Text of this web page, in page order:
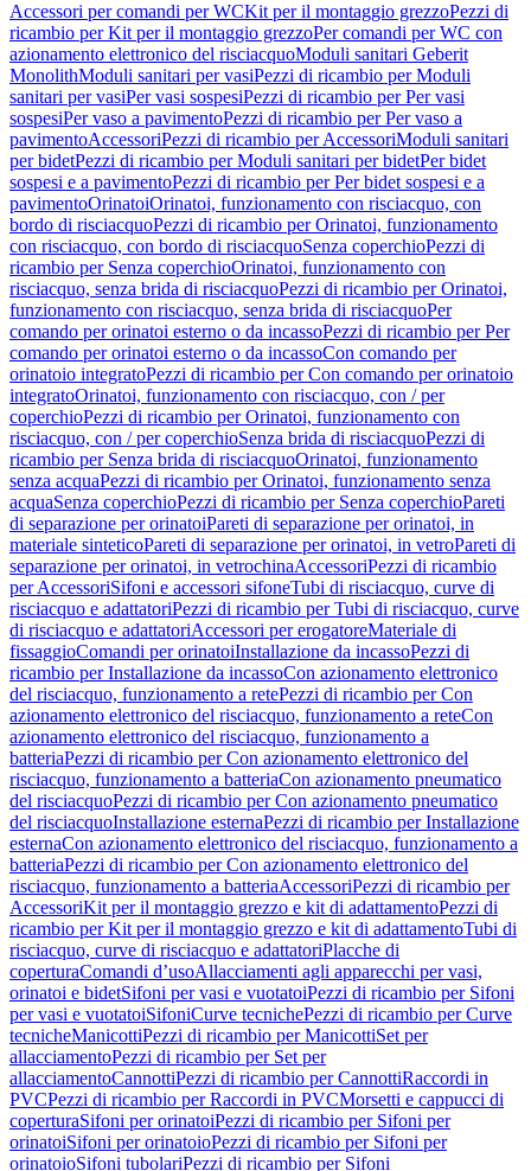
Accessori per comandi per WCKit per il montaggio grezzoPezzi di
ricambio per Kit per il montaggio grezzoPer comandi per WC con
azionamento elettronico del risciacquoModuli sanitari Geberit
MonolithModuli sanitari per vasiPezzi di ricambio per Moduli
sanitari per vasiPer vasi sospesiPezzi di ricambio per Per vasi
sospesiPer vaso a pavimentoPezzi di ricambio per Per vaso a
pavimentoAccessoriPezzi di ricambio per AccessoriModuli sanitari
per bidetPezzi di ricambio per Moduli sanitari per bidetPer bidet
sospesi e a pavimentoPezzi di ricambio per Per bidet sospesi e a
pavimentoOrinatoiOrinatoi, funzionamento con risciacquo, con
bordo di risciacquoPezzi di ricambio per Orinatoi, funzionamento
con risciacquo, con bordo di risciacquoSenza coperchioPezzi di
ricambio per Senza coperchioOrinatoi, funzionamento con
risciacquo, senza brida di risciacquoPezzi di ricambio per Orinatoi,
funzionamento con risciacquo, senza brida di risciacquoPer
comando per orinatoi esterno o da incassoPezzi di ricambio per Per
comando per orinatoi esterno o da incassoCon comando per
orinatoio integratoPezzi di ricambio per Con comando per orinatoio
integratoOrinatoi, funzionamento con risciacquo, con / per
coperchioPezzi di ricambio per Orinatoi, funzionamento con
risciacquo, con / per coperchioSenza brida di risciacquoPezzi di
ricambio per Senza brida di risciacquoOrinatoi, funzionamento
senza acquaPezzi di ricambio per Orinatoi, funzionamento senza
acquaSenza coperchioPezzi di ricambio per Senza coperchioPareti
di separazione per orinatoiPareti di separazione per orinatoi, in
materiale sinteticoPareti di separazione per orinatoi, in vetroPareti di
separazione per orinatoi, in vetrochinaAccessoriPezzi di ricambio
per AccessoriSifoni e accessori sifoneTubi di risciacquo, curve di
risciacquo e adattatoriPezzi di ricambio per Tubi di risciacquo, curve
di risciacquo e adattatoriAccessori per erogatoreMateriale di
fissaggioComandi per orinatoiInstallazione da incassoPezzi di
ricambio per Installazione da incassoCon azionamento elettronico
del risciacquo, funzionamento a retePezzi di ricambio per Con
azionamento elettronico del risciacquo, funzionamento a reteCon
azionamento elettronico del risciacquo, funzionamento a
batteriaPezzi di ricambio per Con azionamento elettronico del
risciacquo, funzionamento a batteriaCon azionamento pneumatico
del risciacquoPezzi di ricambio per Con azionamento pneumatico
del risciacquoInstallazione esternaPezzi di ricambio per Installazione
esternaCon azionamento elettronico del risciacquo, funzionamento a
batteriaPezzi di ricambio per Con azionamento elettronico del
risciacquo, funzionamento a batteriaAccessoriPezzi di ricambio per
AccessoriKit per il montaggio grezzo e kit di adattamentoPezzi di
ricambio per Kit per il montaggio grezzo e kit di adattamentoTubi di
risciacquo, curve di risciacquo e adattatoriPlacche di
coperturaComandi d’usoAllacciamenti agli apparecchi per vasi,
orinatoi e bidetSifoni per vasi e vuotatoiPezzi di ricambio per Sifoni
per vasi e vuotatoiSifoniCurve tecnichePezzi di ricambio per Curve
tecnicheManicottiPezzi di ricambio per ManicottiSet per
allacciamentoPezzi di ricambio per Set per
allacciamentoCannottiPezzi di ricambio per CannottiRaccordi in
PVCPezzi di ricambio per Raccordi in PVCMorsetti e cappucci di
coperturaSifoni per orinatoiPezzi di ricambio per Sifoni per
orinatoiSifoni per orinatoioPezzi di ricambio per Sifoni per
orinatoioSifoni tubolariPezzi di ricambio per Sifoni